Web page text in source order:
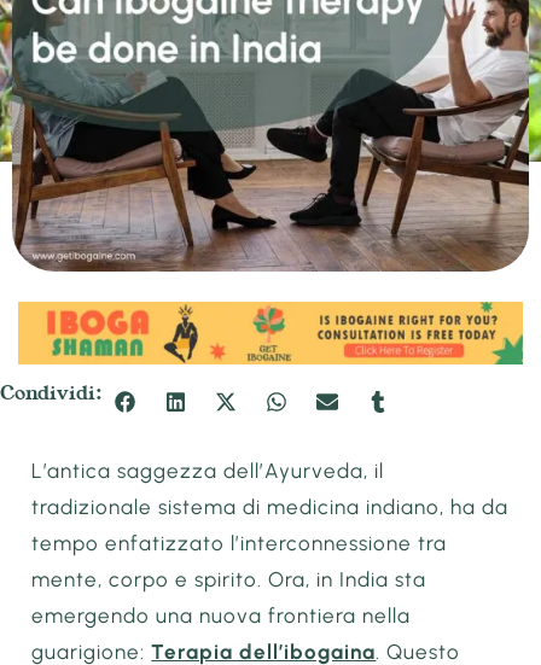
Condividi:
L’antica saggezza dell’Ayurveda, il
tradizionale sistema di medicina indiano, ha da
tempo enfatizzato l’interconnessione tra
mente, corpo e spirito. Ora, in India sta
emergendo una nuova frontiera nella
guarigione:Terapia dell’ibogaina . Questo